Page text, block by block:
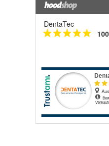
DentaTec